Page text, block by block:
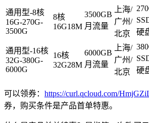
通用型-8核
16G-270G-
3500G
8核
16G18M
3500GB
月流量
上海/
广州/
北京
硬
通用型-16核
32G-380G-
6000G
16核
32G28M
6000GB
月流量
上海/
广州/
北京
硬
可以领券： https://curl.qcloud.com/
券，购买条件是产品首单特惠。